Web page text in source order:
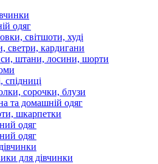
одяг
світшоти, худі
светри, кардигани
штани, лосини, шорти
спідниці
сорочки, блузи
та домашній одяг
шкарпетки
одяг
одяг
для дівчинки